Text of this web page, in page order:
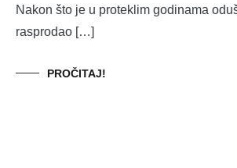
Nakon što je u proteklim godinama
rasprodao […]
PROČITAJ!